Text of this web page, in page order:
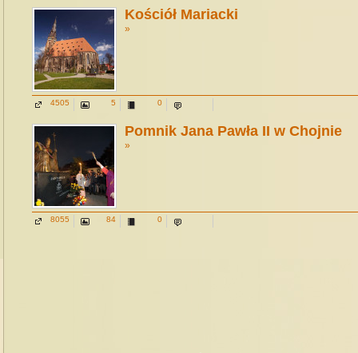
Kościół Mariacki
»
4505 5 0
Pomnik Jana Pawła II w Chojnie
»
8055 84 0